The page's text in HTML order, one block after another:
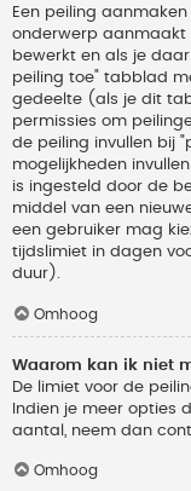
Een peiling
onderwerp aanmaakt
bewerkt en als je
peiling toe" tabblad
gedeelte (als je dit
permissies om
de peiling invullen bij
mogelijkheden
is ingesteld door de
middel van een
een gebruiker mag
tijdslimiet in dagen
duur).
Omhoog
Waarom kan ik niet
De limiet voor de
Indien je meer opties
aantal, neem dan
Omhoog